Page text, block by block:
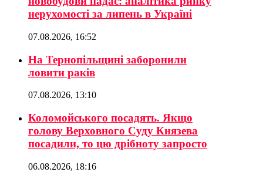
нерухомості за липень в Україні
07.08.2026, 16:52
На Тернопільщині заборонили
ловити раків
07.08.2026, 13:10
Коломойського посадять. Якщо
голову Верховного Суду Князева
посадили, то цю дрібноту запросто
06.08.2026, 18:16